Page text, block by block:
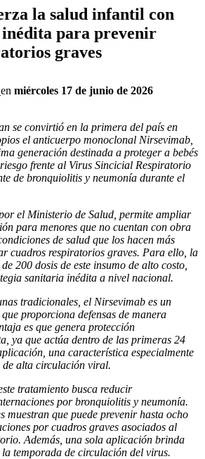
la salud infantil con
para prevenir
graves
en miércoles 17 de junio de 2026
se convirtió en la primera del país en
el anticuerpo monoclonal Nirsevimab,
generación destinada a proteger a bebés
frente al Virus Sincicial Respiratorio
de bronquiolitis y neumonía durante el
el Ministerio de Salud, permite ampliar
para menores que no cuentan con obra
de salud que los hacen más
cuadros respiratorios graves. Para ello, la
200 dosis de este insumo de alto costo,
sanitaria inédita a nivel nacional.
tradicionales, el Nirsevimab es un
proporciona defensas de manera
es que genera protección
ya que actúa dentro de las primeras 24
una característica especialmente
de alta circulación viral.
tratamiento busca reducir
por bronquiolitis y neumonía.
muestran que puede prevenir hasta ocho
por cuadros graves asociados al
Además, una sola aplicación brinda
temporada de circulación del virus.